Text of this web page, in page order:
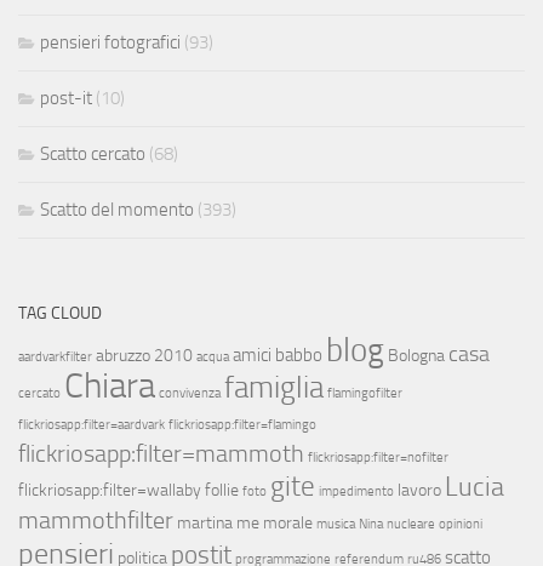
pensieri fotografici (93)
post-it (10)
Scatto cercato (68)
Scatto del momento (393)
TAG CLOUD
aardvarkfilter abruzzo 2010 acqua amici babbo blog Bologna casa
cercato Chiara convivenza famiglia flamingofilter
flickriosapp:filter=aardvark flickriosapp:filter=flamingo
flickriosapp:filter=mammoth flickriosapp:filter=nofilter
flickriosapp:filter=wallaby follie foto gite impedimento lavoro Lucia
mammothfilter martina me morale musica Nina nucleare opinioni
pensieri politica postit programmazione referendum ru486 scatto